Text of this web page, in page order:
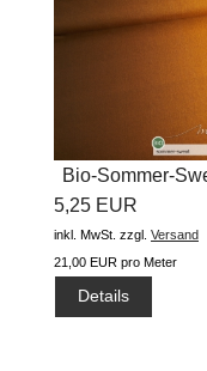
Bio-Sommer-
"basic...
5,25 EUR
inkl. MwSt. zzgl. Versand
21,00 EUR pro Meter
Details